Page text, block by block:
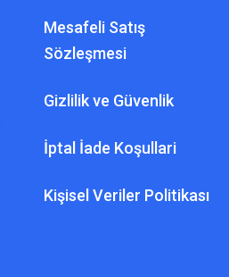
Mesafeli Satış
Sözleşmesi
Gizlilik ve Güvenlik
İptal İade Koşullari
Kişisel Veriler Politikası